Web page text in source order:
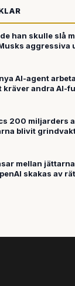
han skulle slå
aggressiva
AI-agent
kräver andra AI-
200 miljarders
blivit
mellan
skakas av